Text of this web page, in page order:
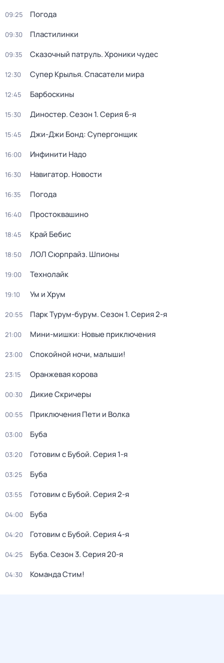
09:25 Погода
09:30 Пластилинки
09:35 Сказочный патруль. Хроники чудес
12:30 Супер Крылья. Спасатели мира
12:45 Барбоскины
15:30 Диностер. Сезон 1. Серия 6-я
15:45 Джи-Джи Бонд: Супергонщик
16:00 Инфинити Надо
16:30 Навигатор. Новости
16:35 Погода
16:40 Простоквашино
18:45 Край Бебис
18:50 ЛОЛ Сюрпрайз. Шпионы
19:00 Технолайк
19:10 Ум и Хрум
20:55 Парк Турум-бурум. Сезон 1. Серия 2-я
21:00 Мини-мишки: Новые приключения
23:00 Спокойной ночи, малыши!
23:15 Оранжевая корова
00:30 Дикие Скричеры
00:55 Приключения Пети и Волка
03:00 Буба
03:20 Готовим с Бубой. Серия 1-я
03:25 Буба
03:55 Готовим с Бубой. Серия 2-я
04:00 Буба
04:20 Готовим с Бубой. Серия 4-я
04:25 Буба. Сезон 3. Серия 20-я
04:30 Команда Стим!